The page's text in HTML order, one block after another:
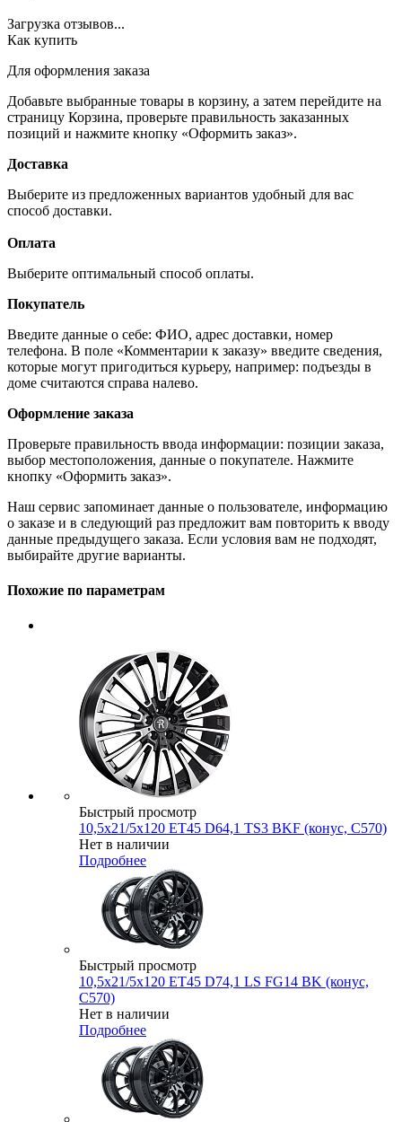
Загрузка отзывов...
Как купить
Для оформления заказа
Добавьте выбранные товары в корзину, а затем перейдите на
страницу Корзина, проверьте правильность заказанных
позиций и нажмите кнопку «Оформить заказ».
Доставка
Выберите из предложенных вариантов удобный для вас
способ доставки.
Оплата
Выберите оптимальный способ оплаты.
Покупатель
Введите данные о себе: ФИО, адрес доставки, номер
телефона. В поле «Комментарии к заказу» введите сведения,
которые могут пригодиться курьеру, например: подъезды в
доме считаются справа налево.
Оформление заказа
Проверьте правильность ввода информации: позиции заказа,
выбор местоположения, данные о покупателе. Нажмите
кнопку «Оформить заказ».
Наш сервис запоминает данные о пользователе, информацию
о заказе и в следующий раз предложит вам повторить к вводу
данные предыдущего заказа. Если условия вам не подходят,
выбирайте другие варианты.
Похожие по параметрам
Быстрый просмотр
10,5x21/5x120 ET45 D64,1 TS3 BKF (конус, C570)
Нет в наличии
Подробнее
Быстрый просмотр
10,5x21/5x120 ET45 D74,1 LS FG14 BK (конус,
C570)
Нет в наличии
Подробнее